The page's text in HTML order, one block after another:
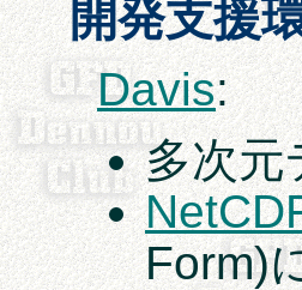
開発支援
Davis:
多次元
Form)